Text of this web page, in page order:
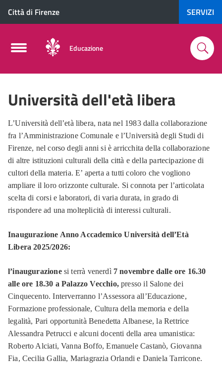
Città di Firenze SERVIZI
Educazione
Università dell'età libera
L’Università dell’età libera, nata nel 1983 dalla collaborazione
fra l’Amministrazione Comunale e l’Università degli Studi di
Firenze, nel corso degli anni si è arricchita della collaborazione
di altre istituzioni culturali della città e della partecipazione di
cultori della materia. E’ aperta a tutti coloro che vogliono
ampliare il loro orizzonte culturale. Si connota per l’articolata
scelta di corsi e laboratori, di varia durata, in grado di
rispondere ad una molteplicità di interessi culturali.
Inaugurazione Anno Accademico Università dell’Età
Libera 2025/2026:
l’inaugurazionesi terrà venerdì7 novembre dalle ore 16.30
alle ore 18.30 a Palazzo Vecchio,presso il Salone dei
Cinquecento. Interverranno l’Assessora all’Educazione,
Formazione professionale, Cultura della memoria e della
legalità, Pari opportunità Benedetta Albanese, la Rettrice
Alessandra Petrucci e alcuni docenti della area umanistica:
Roberto Alciati, Vanna Boffo, Emanuele Castanò, Giovanna
Fia, Cecilia Gallia, Mariagrazia Orlandi e Daniela Tarricone.